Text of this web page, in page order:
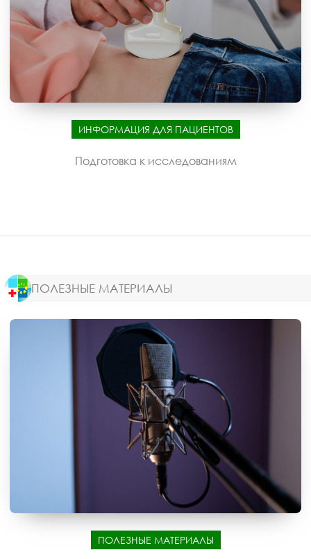
ИНФОРМАЦИЯ ДЛЯ ПАЦИЕНТОВ
Подготовка к исследованиям
ПОЛЕЗНЫЕ МАТЕРИАЛЫ
ПОЛЕЗНЫЕ МАТЕРИАЛЫ